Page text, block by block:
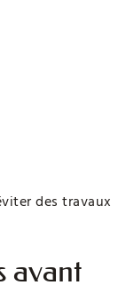
des travaux
avant